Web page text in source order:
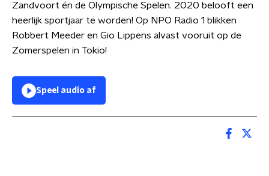
Zandvoort én de Olympische Spelen. 2020 belooft een
heerlijk sportjaar te worden! Op NPO Radio 1 blikken
Robbert Meeder en Gio Lippens alvast vooruit op de
Zomerspelen in Tokio!
Speel audio af